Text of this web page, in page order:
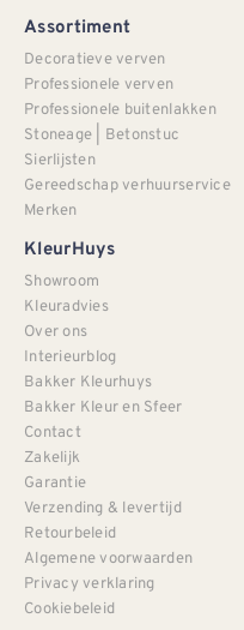
Assortiment
Decoratieve verven
Professionele verven
Professionele buitenlakken
Stoneage | Betonstuc
Sierlijsten
Gereedschap verhuurservice
Merken
KleurHuys
Showroom
Kleuradvies
Over ons
Interieurblog
Bakker Kleurhuys
Bakker Kleur en Sfeer
Contact
Zakelijk
Garantie
Verzending & levertijd
Retourbeleid
Algemene voorwaarden
Privacy verklaring
Cookiebeleid